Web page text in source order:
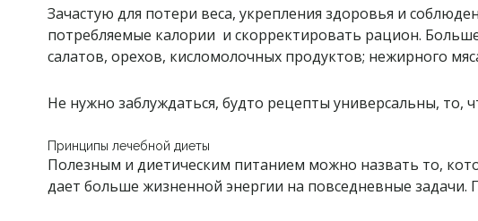
Зачастую для потери веса, укрепления здоровья и
потребляемые калории и скорректировать рацион.
салатов, орехов, кисломолочных продуктов; нежирного
Не нужно заблуждаться, будто рецепты универсальны,
Принципы лечебной диеты
Полезным и диетическим питанием можно назвать то,
дает больше жизненной энергии на повседневные задачи.